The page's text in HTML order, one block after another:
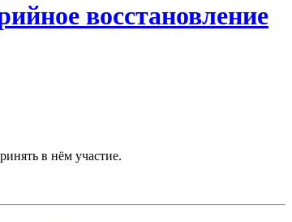
восстановление
в нём участие.